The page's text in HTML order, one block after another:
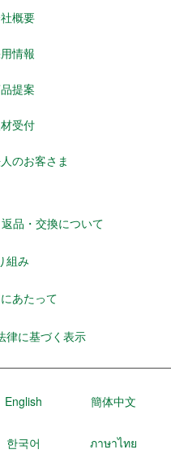
概要
情報
提案
受付
のお客さま
返品・交換について
組み
あたって
律に基づく表示
English 簡体中文
한국어 ภาษาไทย